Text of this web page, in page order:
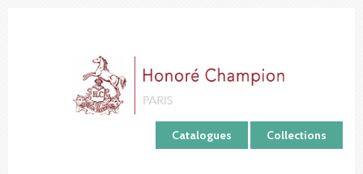
Catalogues Collections